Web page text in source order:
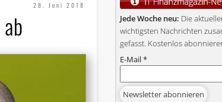
28. Juni 2018
Jede Woche neu: Die
wichtigsten Nachrichten
gefasst. Kostenlos
E-Mail*